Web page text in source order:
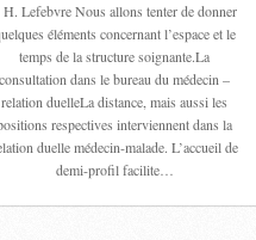
H. Lefebvre Nous allons tenter de donner
éléments concernant l’espace et le
temps de la structure soignante.La
consultation dans le bureau du médecin –
relation duelleLa distance, mais aussi les
respectives interviennent dans la
duelle médecin-malade. L’accueil de
demi-profil facilite…